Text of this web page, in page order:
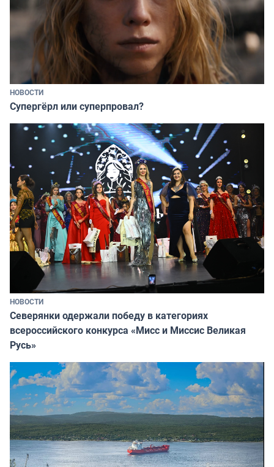
НОВОСТИ
Супергёрл или суперпровал?
НОВОСТИ
Северянки одержали победу в категориях
всероссийского конкурса «Мисс и Миссис Великая
Русь»